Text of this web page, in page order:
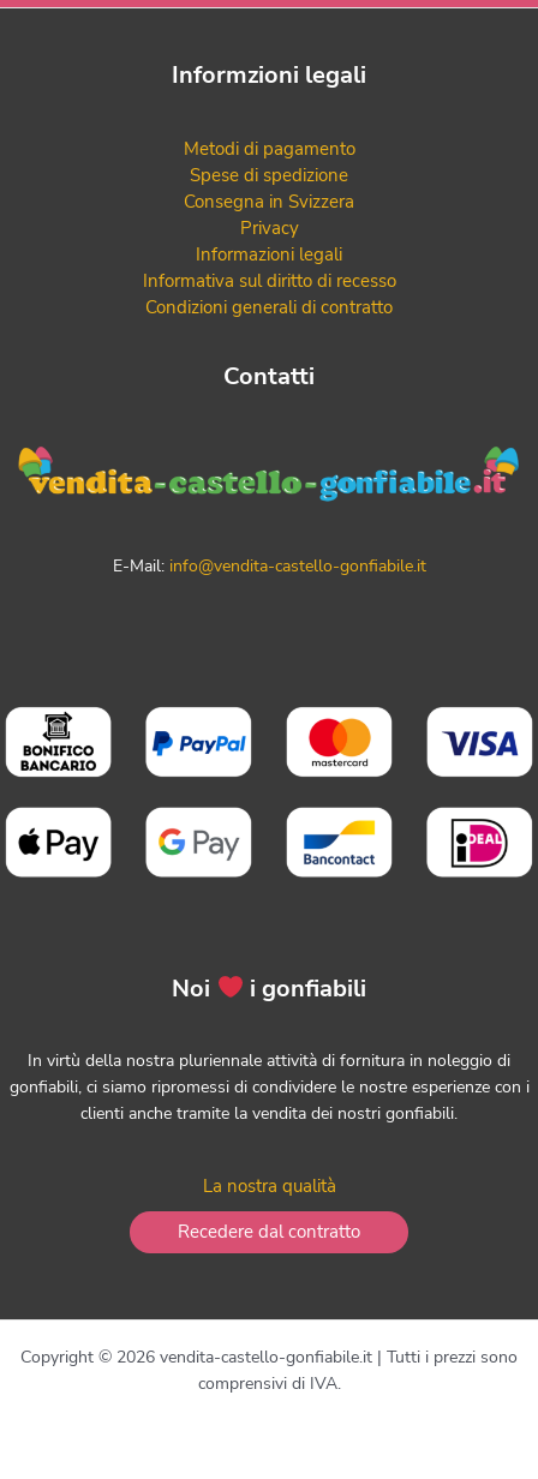
Informzioni legali
Metodi di pagamento
Spese di spedizione
Consegna in Svizzera
Privacy
Informazioni legali
Informativa sul diritto di recesso
Condizioni generali di contratto
Contatti
E-Mail: info@vendita-castello-gonfiabile.it
Noi i gonfiabili
In virtù della nostra pluriennale attività di fornitura in noleggio di
gonfiabili, ci siamo ripromessi di condividere le nostre esperienze con i
clienti anche tramite la vendita dei nostri gonfiabili.
La nostra qualità
Recedere dal contratto
Copyright © 2026 vendita-castello-gonfiabile.it | Tutti i prezzi sono
comprensivi di IVA.